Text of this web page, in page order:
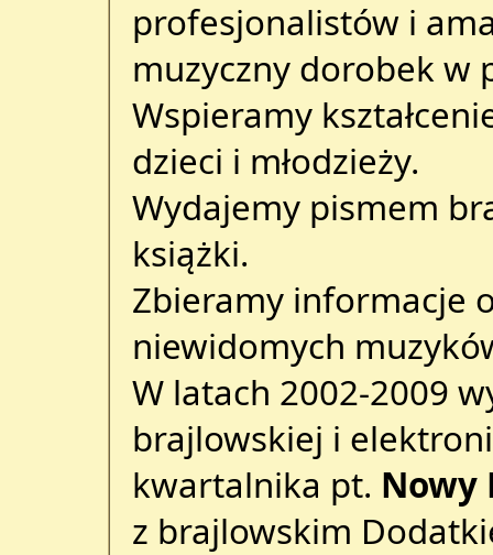
profesjonalistów i
muzyczny dorobek w
Wspieramy
dzieci i młodzieży.
Wydajemy pismem
książki.
Zbieramy informacje
niewidomych
W latach 2002-2009
brajlowskiej i
kwartalnika pt. Nowy
z brajlowskim